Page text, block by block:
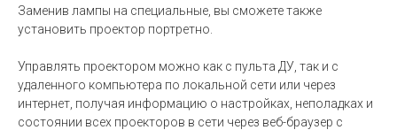
Заменив лампы на специальные, вы сможете также
установить проектор портретно.
Управлять проектором можно как с пульта ДУ, так и с
удаленного компьютера по локальной сети или через
интернет, получая информацию о настройках, неполадках и
состоянии всех проекторов в сети через веб-браузер с